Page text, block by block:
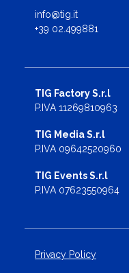
info@tig.it
+39 02.499881
TIG Factory S.r.l
P.IVA 11269810963
TIG Media S.r.l
P.IVA 09642520960
TIG Events S.r.l
P.IVA 07623550964
Privacy Policy